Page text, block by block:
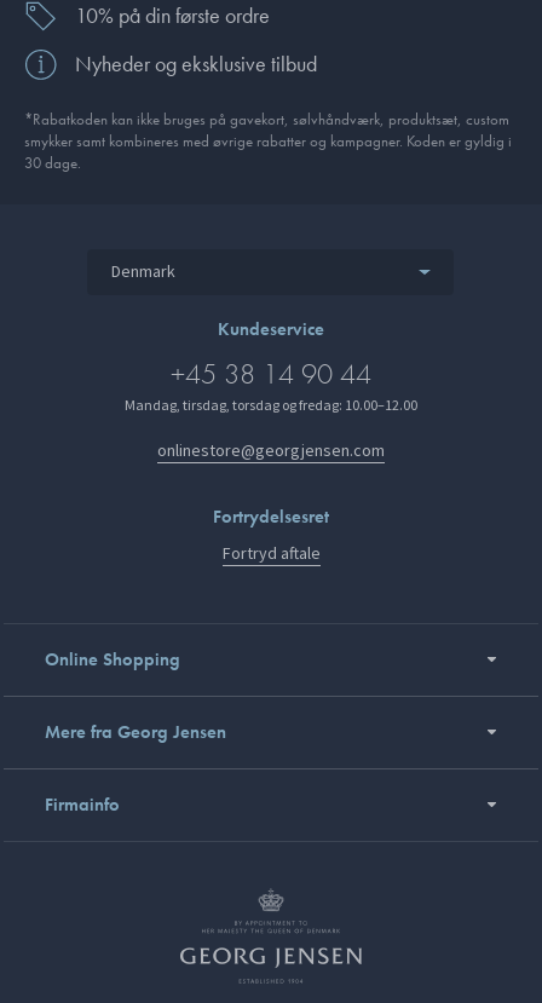
10% på din første ordre
Nyheder og eksklusive tilbud
*Rabatkoden kan ikke bruges på gavekort, sølvhåndværk, produktsæt, custom
smykker samt kombineres med øvrige rabatter og kampagner. Koden er gyldig i
30 dage.
Denmark
Kundeservice
+45 38 14 90 44
Mandag, tirsdag, torsdag og fredag: 10.00–12.00
onlinestore@georgjensen.com
Fortrydelsesret
Fortryd aftale
Online Shopping
Mere fra Georg Jensen
Firmainfo